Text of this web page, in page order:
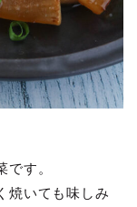
す。
焼いても味しみ